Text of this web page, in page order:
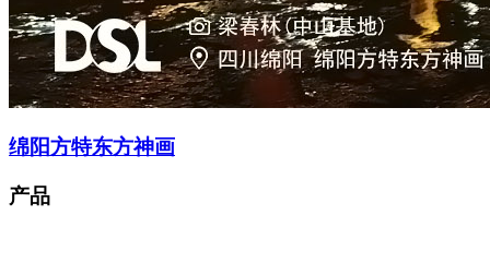
绵阳方特东方神画
产品